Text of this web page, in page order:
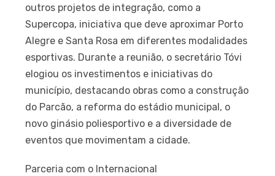
outros projetos de integração, como a
Supercopa, iniciativa que deve aproximar Porto
Alegre e Santa Rosa em diferentes modalidades
esportivas. Durante a reunião, o secretário Tóvi
elogiou os investimentos e iniciativas do
município, destacando obras como a construção
do Parcão, a reforma do estádio municipal, o
novo ginásio poliesportivo e a diversidade de
eventos que movimentam a cidade.
Parceria com o Internacional